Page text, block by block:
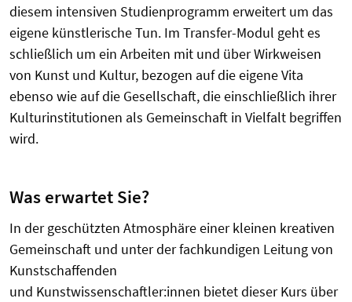
diesem intensiven Studienprogramm erweitert um das
eigene künstlerische Tun. Im Transfer-Modul geht es
schließlich um ein Arbeiten mit und über Wirkweisen
von Kunst und Kultur, bezogen auf die eigene Vita
ebenso wie auf die Gesellschaft, die einschließlich ihrer
Kulturinstitutionen als Gemeinschaft in Vielfalt begriffen
wird.
Was erwartet Sie?
In der geschützten Atmosphäre einer kleinen kreativen
Gemeinschaft und unter der fachkundigen Leitung von
Kunstschaffenden
und Kunstwissenschaftler:innen bietet dieser Kurs über